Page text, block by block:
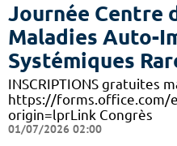
Journée Centre
Maladies Auto-
Systémiques
INSCRIPTIONS gratuites
https://forms.office.com/
origin=lprLink Congrès
01/07/2026 02:00